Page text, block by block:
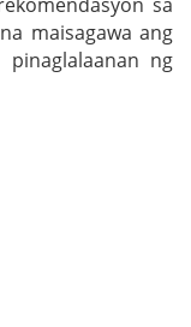
maisagawa ang
ng